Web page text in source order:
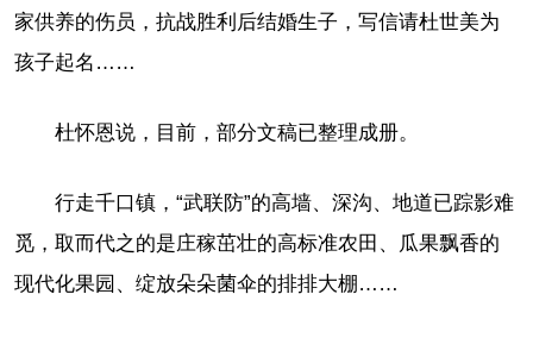
家供养的伤员，抗战胜利后结婚生子，写信请杜世美为
孩子起名……
杜怀恩说，目前，部分文稿已整理成册。
行走千口镇，“武联防”的高墙、深沟、地道已踪影难
觅，取而代之的是庄稼茁壮的高标准农田、瓜果飘香的
现代化果园、绽放朵朵菌伞的排排大棚……